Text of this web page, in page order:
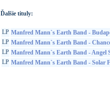
Ďalšie tituly:
LP Manfred Mann`s Earth Band -
LP Manfred Mann`s Earth Band -
LP Manfred Mann`s Earth Band - Angel
LP Manfred Mann`s Earth Band - Solar